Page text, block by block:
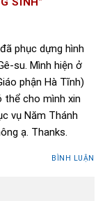
phục dựng hình
su. Mình hiện ở
phận Hà Tĩnh)
thể cho mình xin
vụ Năm Thánh
ạ. Thanks.
BÌNH LUẬN